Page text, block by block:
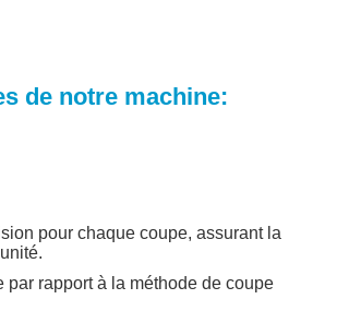
de notre machine:
pour chaque coupe, assurant la
par rapport à la méthode de coupe